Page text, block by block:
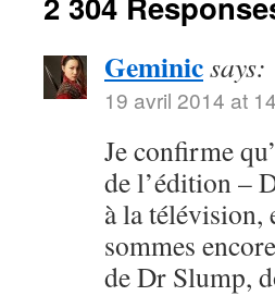
Geminicsays:
19 avril 2014 at
Je confirme
de l’édition –
à la télévision,
sommes
de Dr Slump,